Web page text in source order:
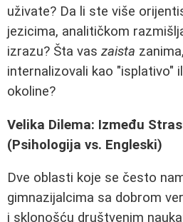
uživate? Da li ste više
jezicima, analitičkom
izrazu? Šta vas zaista
internalizovali kao "isplativo"
okoline?
Velika Dilema: Između
(Psihologija vs. Engleski)
Dve oblasti koje se često
gimnazijalcima sa dobrom
i sklonošću društvenim